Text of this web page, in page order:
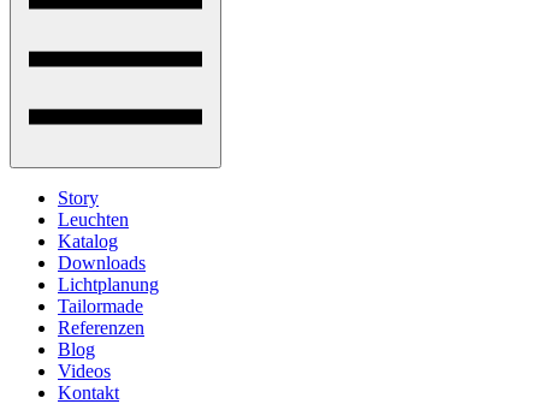
Story
Leuchten
Katalog
Downloads
Lichtplanung
Tailormade
Referenzen
Blog
Videos
Kontakt